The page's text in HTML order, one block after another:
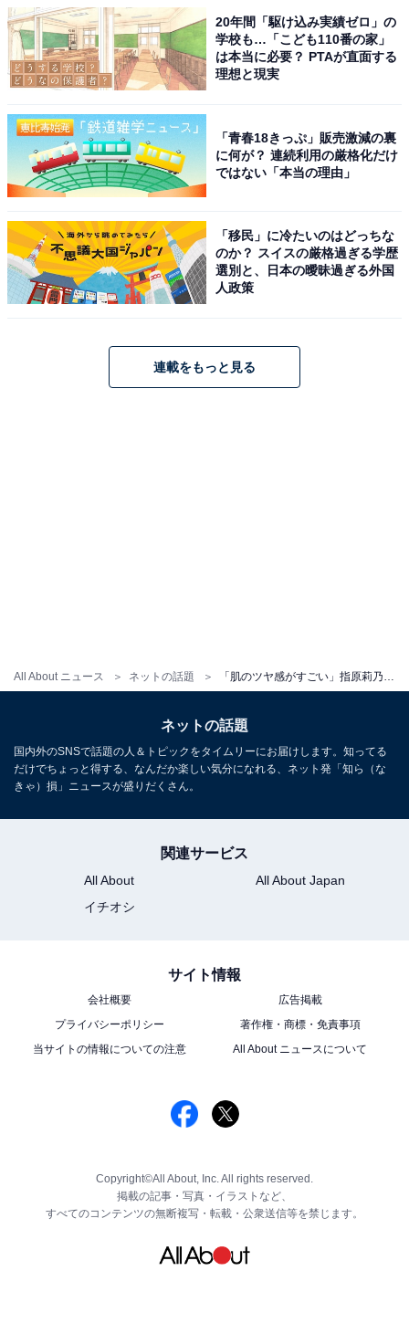
All About ニュース ネットの話題
20年間「駆け込み実績ゼロ」の
学校も…「こども110番の家」
は本当に必要？ PTAが直面する
理想と現実
「青春18きっぷ」販売激減の裏
に何が？ 連続利用の厳格化だけ
ではない「本当の理由」
「移民」に冷たいのはどっちな
のか？ スイスの厳格過ぎる学歴
選別と、日本の曖昧過ぎる外国
人政策
連載をもっと見る
ネットの話題
国内外のSNSで話題の人＆トピックをタイムリーにお届けします。知ってる
だけでちょっと得する、なんだか楽しい気分になれる、ネット発「知ら（な
きゃ）損」ニュースが盛りだくさん。
関連サービス
All About
All About Japan
イチオシ
サイト情報
会社概要
広告掲載
プライバシーポリシー
著作権・商標・免責事項
当サイトの情報についての注意
All About ニュースについて
Copyright©All About, Inc. All rights reserved.
掲載の記事・写真・イラストなど、
すべてのコンテンツの無断複写・転載・公衆送信等を禁じます。